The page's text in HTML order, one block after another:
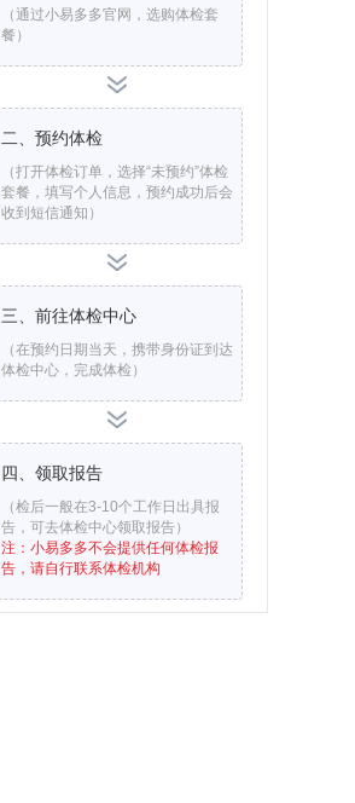
（通过小易多多官网，选购体检套
餐）
二、预约体检
（打开体检订单，选择“未预约”体检
套餐，填写个人信息，预约成功后会
收到短信通知）
三、前往体检中心
（在预约日期当天，携带身份证到达
体检中心，完成体检）
四、领取报告
（检后一般在3-10个工作日出具报
告，可去体检中心领取报告）
注：小易多多不会提供任何体检报
告，请自行联系体检机构